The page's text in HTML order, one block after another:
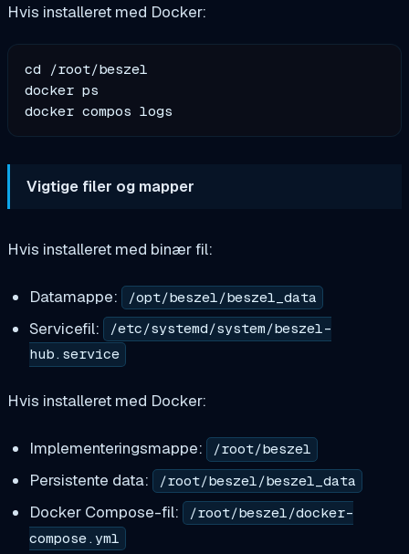
Hvis installeret med Docker:
cd /root/beszel
docker ps
Vigtige filer og mapper
Hvis installeret med binær fil:
Datamappe: /opt/beszel/beszel_data
Servicefil:
/etc/systemd/system/beszel-
hub.service
Hvis installeret med Docker:
Implementeringsmappe: /root/beszel
Persistente data: /root/beszel/beszel_data
Docker Compose-fil:
/root/beszel/docker-
compose.yml